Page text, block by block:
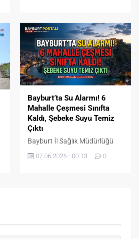
Bayburt’ta Su Alarmı! 6
Mahalle Çeşmesi Sınıfta
Kaldı, Şebeke Suyu Temiz
Çıktı
Bayburt İl Sağlık Müdürlüğü
tarafından yapılan son su
07.06.2026 - 00:13 0